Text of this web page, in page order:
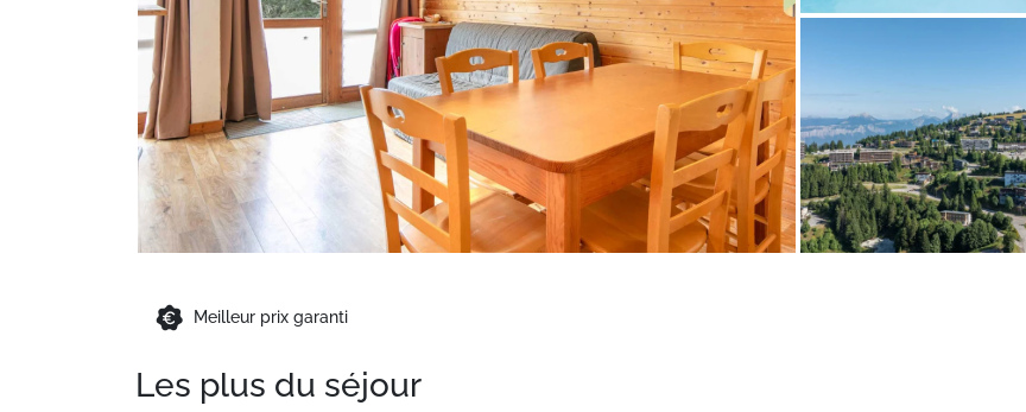
Meilleur prix garanti
Les plus du séjour